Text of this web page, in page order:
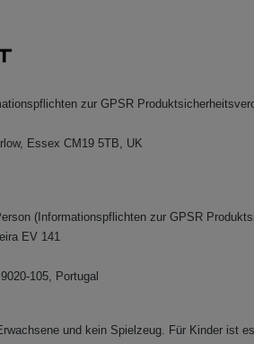
zur GPSR
Essex CM19 5TB, UK
(Informationspflichten zur GPSR
EV 141
105, Portugal
und kein Spielzeug. Für Kinder ist